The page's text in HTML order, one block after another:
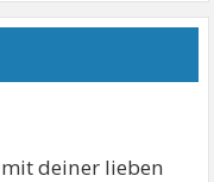
deiner lieben